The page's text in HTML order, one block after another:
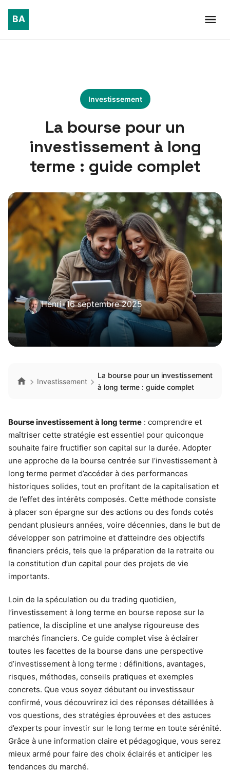
Investissement
La bourse pour un
investissement à long
terme : guide complet
Henri•16 septembre 2025
Investissement
La bourse pour un investissement
à long terme : guide complet
Bourse investissement à long terme : comprendre et
maîtriser cette stratégie est essentiel pour quiconque
souhaite faire fructifier son capital sur la durée. Adopter
une approche de la bourse centrée sur l’investissement à
long terme permet d’accéder à des performances
historiques solides, tout en profitant de la capitalisation et
de l’effet des intérêts composés. Cette méthode consiste
à placer son épargne sur des actions ou des fonds cotés
pendant plusieurs années, voire décennies, dans le but de
développer son patrimoine et d’atteindre des objectifs
financiers précis, tels que la préparation de la retraite ou
la constitution d’un capital pour des projets de vie
importants.
Loin de la spéculation ou du trading quotidien,
l’investissement à long terme en bourse repose sur la
patience, la discipline et une analyse rigoureuse des
marchés financiers. Ce guide complet vise à éclairer
toutes les facettes de la bourse dans une perspective
d’investissement à long terme : définitions, avantages,
risques, méthodes, conseils pratiques et exemples
concrets. Que vous soyez débutant ou investisseur
confirmé, vous découvrirez ici des réponses détaillées à
vos questions, des stratégies éprouvées et des astuces
d’experts pour investir sur le long terme en toute sérénité.
Grâce à une information claire et pédagogique, vous serez
mieux armé pour faire des choix éclairés et anticiper les
tendances du marché.